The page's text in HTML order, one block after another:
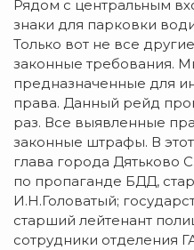
Рядом с центральным
знаки для парковки
Только вот не все
законные требования.
предназначенные для
права. Данный рейд
раз. Все выявленные
законные штрафы. В
глава города Дятьково
по пропаганде БДД,
И.Н.Головатый;
старший лейтенант
сотрудники отделения